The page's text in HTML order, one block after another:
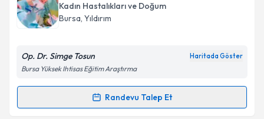
E-posta Adresiniz
Kişisel verilerimin işlenmesine ilişkin
Metni'ni okudum ve kişisel verilerimin belirtilen
kapsamda işlenmesini kabul ediyorum.
Kadın Hastalıkları ve Doğum
Bursa, Yıldırım
Op. Dr. Simge Tosun Haritada Göster
Bursa Yüksek Ihtisas Eğitim Araştırma
Randevu Talep Et
Randevu Takvimi Talebi